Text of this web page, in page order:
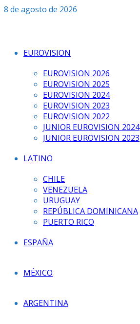
Saltar
8 de agosto de 2026
EUROVISION
EUROVISION 2026
EUROVISION 2025
EUROVISION 2024
EUROVISION 2023
EUROVISION 2022
JUNIOR EUROVISION 2024
JUNIOR EUROVISION 2023
LATINO
CHILE
VENEZUELA
URUGUAY
REPÚBLICA DOMINICANA
PUERTO RICO
ESPAÑA
MÉXICO
ARGENTINA